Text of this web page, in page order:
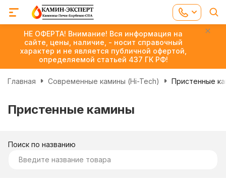
НЕ ОФЕРТА! Внимание! Вся информация на
сайте, цены, наличие, - носит справочный
характер и не является публичной офертой,
определяемой статьей 437 ГК РФ!
Главная Современные камины (Hi-Tech) Пристенные
Пристенные камины
Поиск по названию